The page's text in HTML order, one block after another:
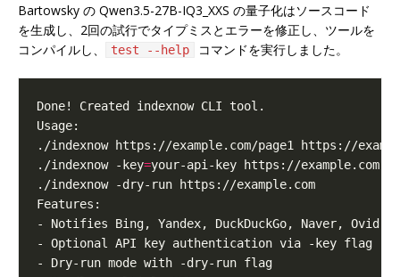
Bartowsky の Qwen3.5-27B-IQ3_XXS の量子化はソースコード
を生成し、2回の試行でタイプミスとエラーを修正し、ツールを
コンパイルし、
test --help コマンドを実行しました。
./indexnow -key=